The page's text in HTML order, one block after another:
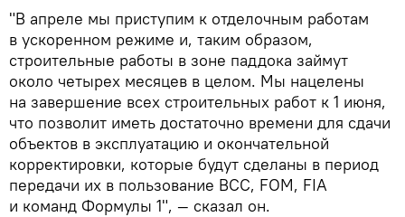
"В апреле мы приступим к отделочным работам
в ускоренном режиме и, таким образом,
строительные работы в зоне паддока займут
около четырех месяцев в целом. Мы нацелены
на завершение всех строительных работ к 1 июня,
что позволит иметь достаточно времени для сдачи
объектов в эксплуатацию и окончательной
корректировки, которые будут сделаны в период
передачи их в пользование BCC, FOM, FIA
и команд Формулы 1", — сказал он.